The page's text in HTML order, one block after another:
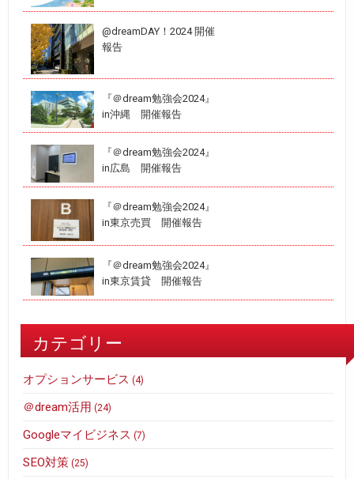
@dreamDAY！2024 開催
報告
『＠dream勉強会2024』
in沖縄 開催報告
『＠dream勉強会2024』
in広島 開催報告
『＠dream勉強会2024』
in東京売買 開催報告
『＠dream勉強会2024』
in東京賃貸 開催報告
カテゴリー
オプションサービス (4)
＠dream活用 (24)
Googleマイビジネス (7)
SEO対策 (25)